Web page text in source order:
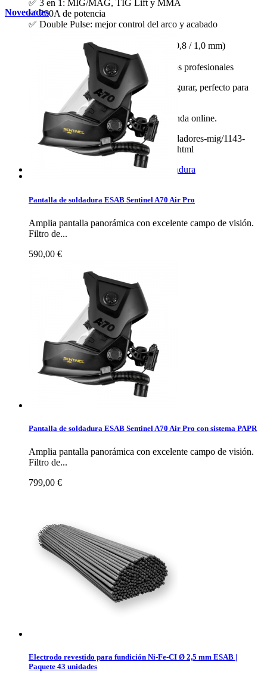
✅ 3 en 1: MIG/MAG, TIG Lift y MMA
✅ 200A de potencia
✅ Double Pulse: mejor control del arco y acabado
✅ Admite bobinas de hasta 5 kg (0,6 / 0,8 / 1,0 mm)
✅ Tecnología IGBT inverter
✅ Ideal para acero, inoxidable y trabajos profesionales
Equipo potente, versátil y fácil de configurar, perfecto para
taller o uso intensivo.
Envío para toda España 24 horas en tienda online.
https://www.comercialdistrival.com/soldadores-mig/1143-
sherman-digimig-210-lcd-double-pulse.html
Novedades
Pantalla de soldadura ESAB Sentinel A70 Air Pro
Amplia pantalla panorámica con excelente campo de visión.
Filtro de...
590,00 €
Pantalla de soldadura ESAB Sentinel A70 Air Pro con sistema PAPR
Amplia pantalla panorámica con excelente campo de visión.
Filtro de...
799,00 €
Electrodo revestido para fundición Ni-Fe-CI Ø 2,5 mm ESAB |
Paquete 43 unidades